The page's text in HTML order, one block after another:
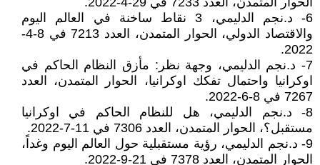
6- د.نجم الدليمي، 3 نقاط ساخنة في العالم اليوم
والاقتصاد الدولي، الحوار المتمدن، العدد 7213 في 8-4-
2022.
7- د.نجم الدليمي، وجهة نظر: مأزق النظام الحاكم في
اوكرانيا واحتمال تفكك اوكرانيا، الحوار المتمدن، العدد
7267 في 8-6-2022.
8- د.نجم الدليمي، هل للنظام الحاكم في اوكرانيا
مستقبل؟، الحوار المتمدن، العدد 7306 في 11-7-2022.
9- د.نجم الدليمي، رؤية مستقبلية حول العالم اليوم وغداً،
الحوار المتمدن، العدد 7378 في 21-9-2022.